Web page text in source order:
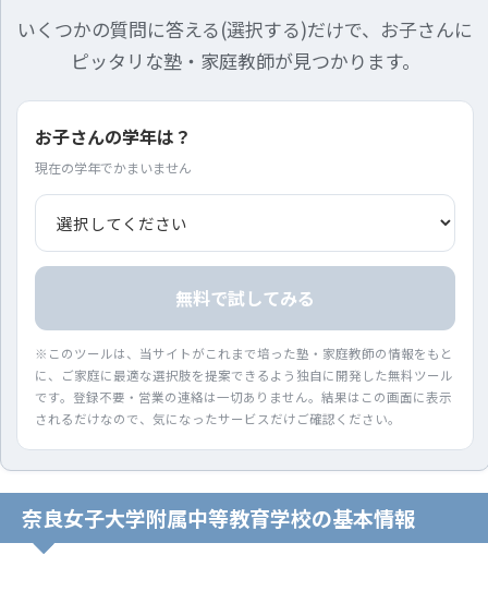
いくつかの質問に答える(選択する)だけで、お子さんに
ピッタリな塾・家庭教師が見つかります。
お子さんの学年は？
現在の学年でかまいません
無料で試してみる
※このツールは、当サイトがこれまで培った塾・家庭教師の情報をもと
に、ご家庭に最適な選択肢を提案できるよう独自に開発した無料ツール
です。登録不要・営業の連絡は一切ありません。結果はこの画面に表示
されるだけなので、気になったサービスだけご確認ください。
奈良女子大学附属中等教育学校の基本情報